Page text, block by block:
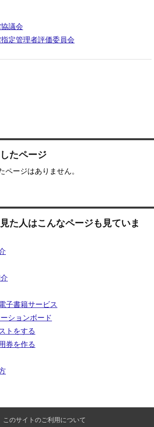
議会
定管理者評価委員会
たページ
ページはありません。
た人はこんなページも見ていま
子書籍サービス
ションボード
トをする
券を作る
このサイトのご利用について